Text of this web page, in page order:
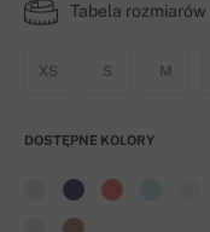
Tabela rozmiarów
XS S M
DOSTĘPNE KOLORY